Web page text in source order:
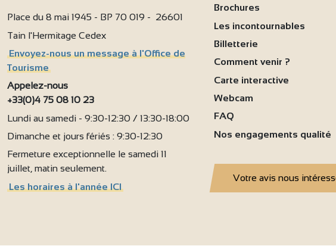
Place du 8 mai 1945 - BP 70 019 - 26601
Tain l'Hermitage Cedex
Envoyez-nous un message à l'Office de
Tourisme
Appelez-nous
+33(0)4 75 08 10 23
Lundi au samedi - 9:30-12:30 / 13:30-18:00
Dimanche et jours fériés : 9:30-12:30
Fermeture exceptionnelle le samedi 11
juillet, matin seulement.
Les horaires à l'année ICI
Brochures
Les incontournables
Billetterie
Comment venir ?
Carte interactive
Webcam
FAQ
Nos engagements qualité
Votre avis nous